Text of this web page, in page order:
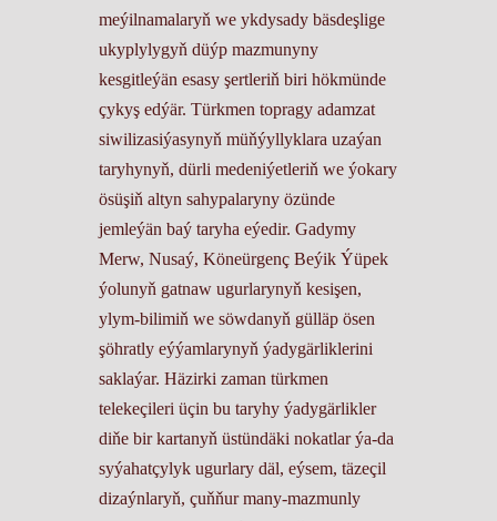
meýilnamalaryň we ykdysady bäsdeşlige
ukyplylygyň düýp mazmunyny
kesgitleýän esasy şertleriň biri hökmünde
çykyş edýär. Türkmen topragy adamzat
siwilizasiýasynyň müňýyllyklara uzaýan
taryhynyň, dürli medeniýetleriň we ýokary
ösüşiň altyn sahypalaryny özünde
jemleýän baý taryha eýedir. Gadymy
Merw, Nusaý, Köneürgenç Beýik Ýüpek
ýolunyň gatnaw ugurlarynyň kesişen,
ylym-bilimiň we söwdanyň gülläp ösen
şöhratly eýýamlarynyň ýadygärliklerini
saklaýar. Häzirki zaman türkmen
telekeçileri üçin bu taryhy ýadygärlikler
diňe bir kartanyň üstündäki nokatlar ýa-da
syýahatçylyk ugurlary däl, eýsem, täzeçil
dizaýnlaryň, çuňňur many-mazmunly